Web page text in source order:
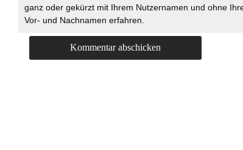
ganz oder gekürzt mit Ihrem Nutzernamen und ohne
Vor- und Nachnamen erfahren.